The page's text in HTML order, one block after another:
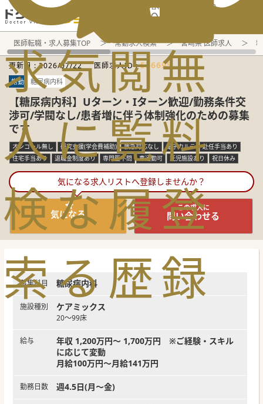
電話でのお問い合わせ：平日9:30-19:00
求
人
検
索
気
に
な
る
閲
覧
履
歴
無
料
登
録
医師転職・求人募集TOP 常勤求人検索 宮崎県 医師求人
更新日 :2026/07/22 医師求人ID :536695
常勤 糖尿病内科
【糖尿病内科】Uターン・Iターン歓迎/勤務条件交
渉可/学閥なし/患者増に伴う体制強化のための募集
です
オンコール無し 研究支援(学会費補助) 救急対応なし 電子カルテ
赴任手当あり
住宅手当あり
退職金制度あり 専門医不問 車通勤可 託児施設あり 祝日休み
気になる求人リストへ登録しませんか？
気になる
この求人に
問い合わせる
募集科目 糖尿病内科
施設種別 ケアミックス
20～99床
給与
年収 1,200万円～ 1,700万円 ※ご経験・スキル
に応じて変動
月給100万円～月給141万円
勤務日数 週4.5日(月～金)